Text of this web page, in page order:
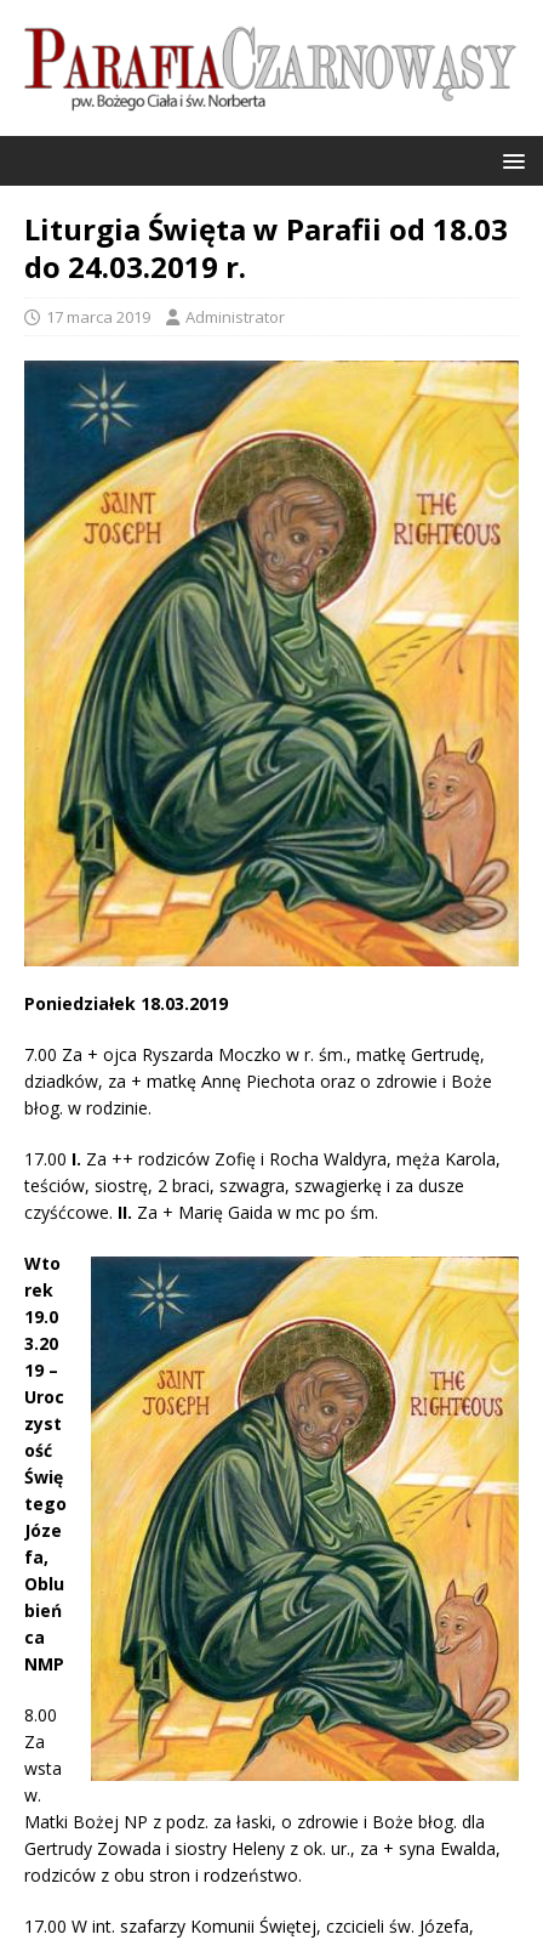
Liturgia Święta w Parafii od 18.03
do 24.03.2019 r.
17 marca 2019 Administrator
Poniedziałek 18.03.2019
7.00 Za + ojca Ryszarda Moczko w r. śm., matkę Gertrudę,
dziadków, za + matkę Annę Piechota oraz o zdrowie i Boże
błog. w rodzinie.
17.00 I. Za ++ rodziców Zofię i Rocha Waldyra, męża Karola,
teściów, siostrę, 2 braci, szwagra, szwagierkę i za dusze
czyśćcowe. II. Za + Marię Gaida w mc po śm.
Wto
rek
19.0
3.20
19 –
Uroc
zyst
ość
Świę
tego
Józe
fa,
Oblu
bień
ca
NMP
8.00
Za
wsta
w.
Matki Bożej NP z podz. za łaski, o zdrowie i Boże błog. dla
Gertrudy Zowada i siostry Heleny z ok. ur., za + syna Ewalda,
rodziców z obu stron i rodzeństwo.
17.00 W int. szafarzy Komunii Świętej, czcicieli św. Józefa,